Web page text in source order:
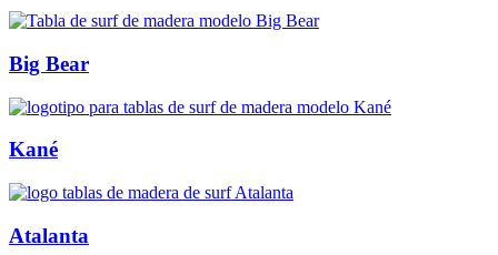
Big Bear
Kané
Atalanta